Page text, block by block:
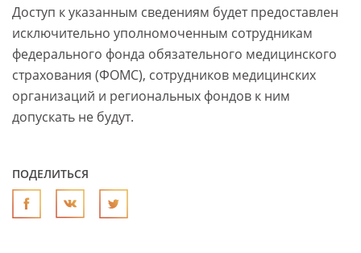
Доступ к указанным сведениям будет предоставлен
исключительно уполномоченным сотрудникам
федерального фонда обязательного медицинского
страхования (ФОМС), сотрудников медицинских
организаций и региональных фондов к ним
допускать не будут.
ПОДЕЛИТЬСЯ